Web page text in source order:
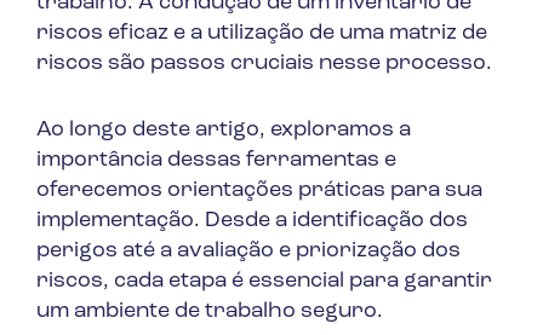
riscos eficaz e a utilização de uma matriz de
riscos são passos cruciais nesse processo.
Ao longo deste artigo, exploramos a
importância dessas ferramentas e
oferecemos orientações práticas para sua
implementação. Desde a identificação dos
perigos até a avaliação e priorização dos
riscos, cada etapa é essencial para garantir
um ambiente de trabalho seguro.